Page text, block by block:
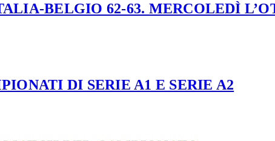
BELGIO 62-63. MERCOLEDÌ
DI SERIE A1 E SERIE A2